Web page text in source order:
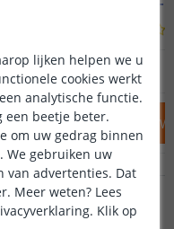
Opbouw -
OP VOORRAAD
IN
lijken helpen we u
cookies werkt
analytische functie.
een beetje beter.
om uw gedrag binnen
We gebruiken uw
van advertenties. Dat
Meer weten? Lees
Klik op